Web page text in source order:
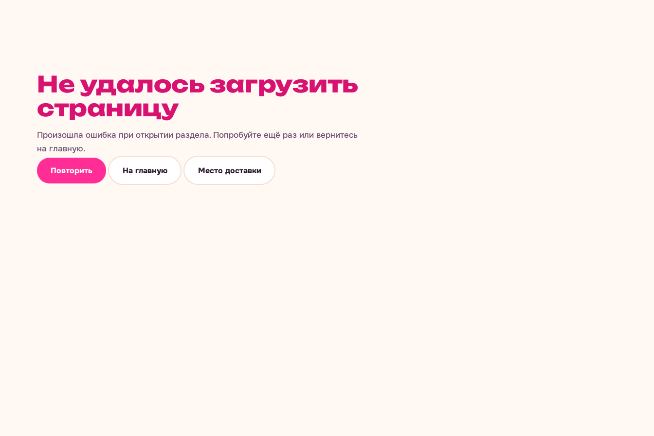
Не удалось загрузить
страницу
Произошла ошибка при открытии раздела. Попробуйте ещё раз или вернитесь
на главную.
Повторить На главную Место доставки